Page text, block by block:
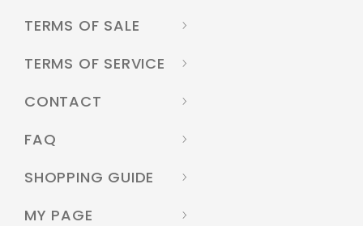
TERMS OF SALE
TERMS OF SERVICE
CONTACT
FAQ
SHOPPING GUIDE
MY PAGE